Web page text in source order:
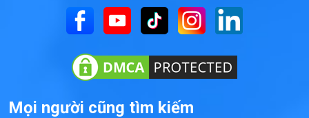
Mọi người cũng tìm kiếm